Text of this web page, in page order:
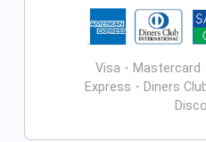
Visa・Mastercard
Express・Diners